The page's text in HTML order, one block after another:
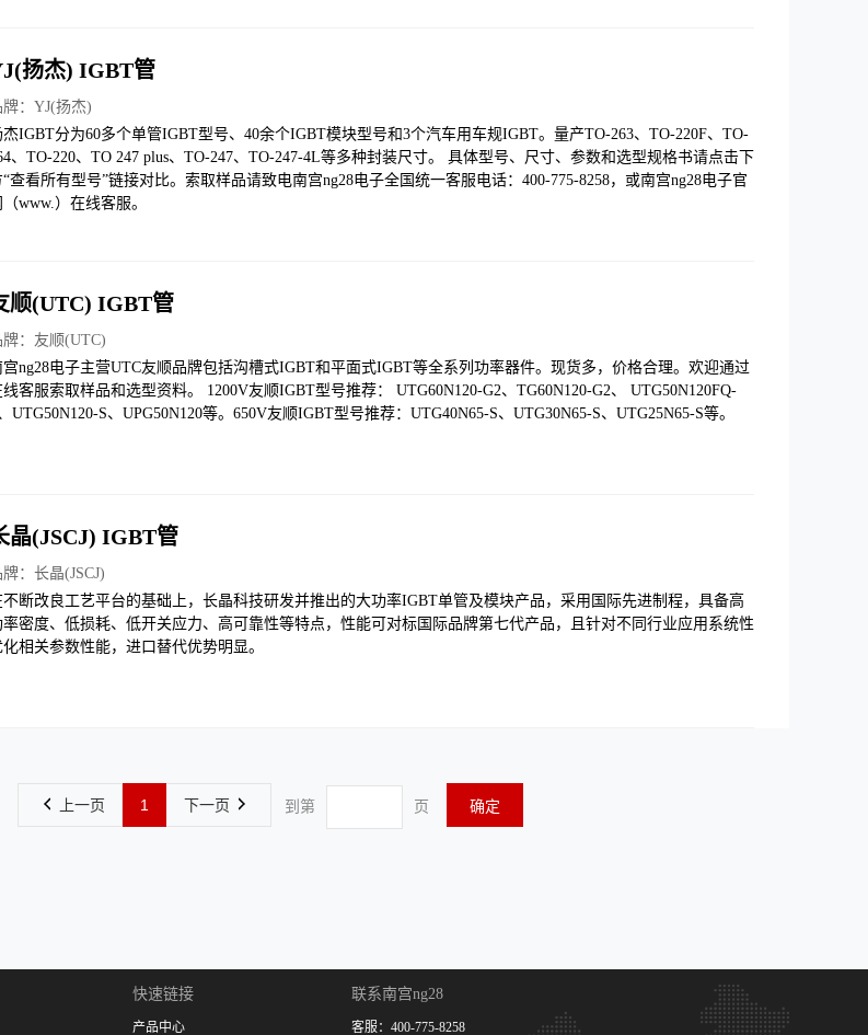
扬杰) IGBT管
： YJ(扬杰)
杰IGBT分为60多个单管IGBT型号、40余个IGBT模块型号和3个汽车用车规IGBT。量产TO-263、TO-220F、TO-
、TO-220、TO 247 plus、TO-247、TO-247-4L等多种封装尺寸。 具体型号、尺寸、参数和选型规格书请点击下
“查看所有型号”链接对比。索取样品请致电南宫ng28电子全国统一客服电话：400-775-8258，或南宫ng28电子官
（www.）在线客服。
顺(UTC) IGBT管
： 友顺(UTC)
宫ng28电子主营UTC友顺品牌包括沟槽式IGBT和平面式IGBT等全系列功率器件。现货多，价格合理。欢迎通过
线客服索取样品和选型资料。 1200V友顺IGBT型号推荐： UTG60N120-G2、TG60N120-G2、 UTG50N120FQ-
UTG50N120-S、UPG50N120等。650V友顺IGBT型号推荐：UTG40N65-S、UTG30N65-S、UTG25N65-S等。
晶(JSCJ) IGBT管
： 长晶(JSCJ)
不断改良工艺平台的基础上，长晶科技研发并推出的大功率IGBT单管及模块产品，采用国际先进制程，具备高
率密度、低损耗、低开关应力、高可靠性等特点，性能可对标国际品牌第七代产品，且针对不同行业应用系统性
化相关参数性能，进口替代优势明显。
上一页 1 下一页 到第 页 确定
快速链接
产品中心
联系南宫ng28
客服：400-775-8258